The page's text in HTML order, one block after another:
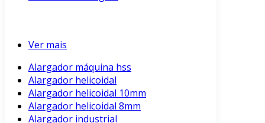
Ver mais
Alargador máquina hss
Alargador helicoidal
Alargador helicoidal 10mm
Alargador helicoidal 8mm
Alargador industrial